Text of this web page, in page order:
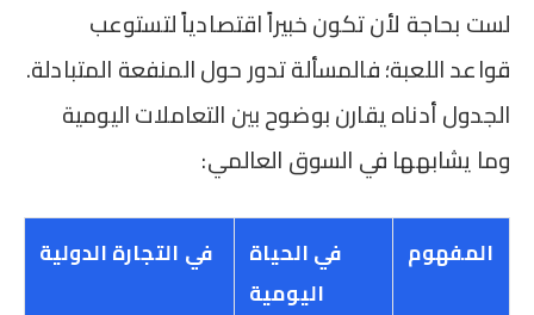
لست بحاجة لأن تكون خبيراً اقتصادياً لتستوعب
قواعد اللعبة؛ فالمسألة تدور حول المنفعة المتبادلة.
الجدول أدناه يقارن بوضوح بين التعاملات اليومية
وما يشابهها في السوق العالمي:
المفهوم
في الحياة
اليومية
في التجارة الدولية